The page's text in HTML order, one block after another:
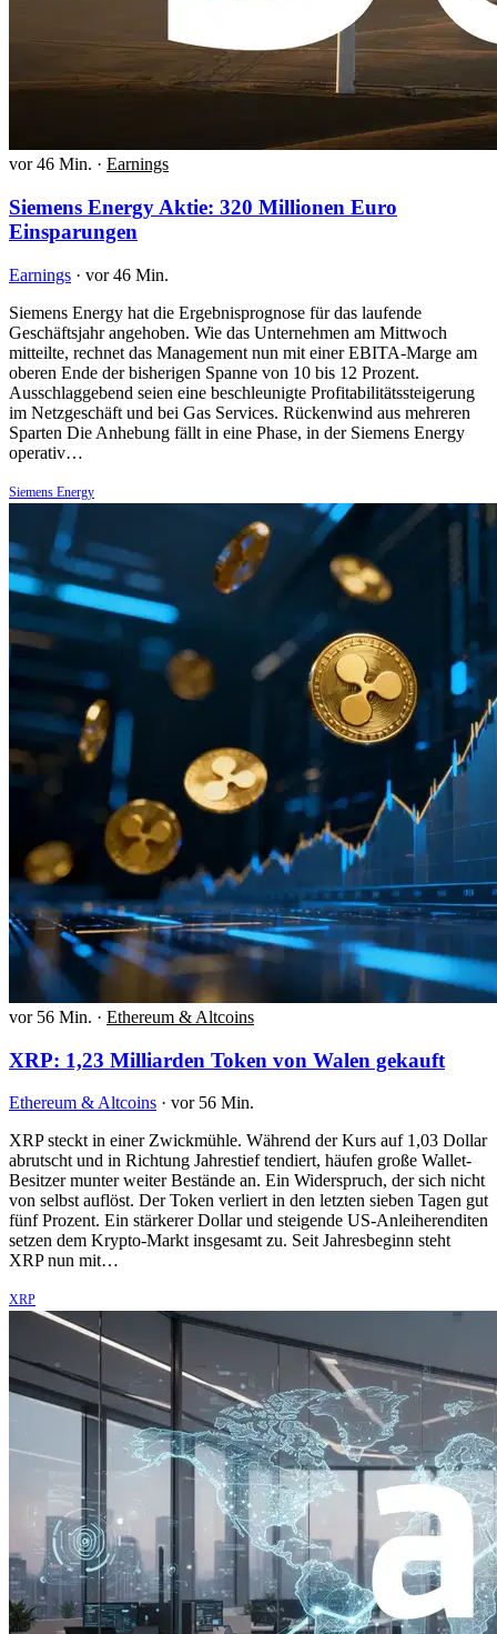
vor 46 Min. · Earnings
Siemens Energy Aktie: 320 Millionen Euro
Einsparungen
Earnings · vor 46 Min.
Siemens Energy hat die Ergebnisprognose für das laufende
Geschäftsjahr angehoben. Wie das Unternehmen am Mittwoch
mitteilte, rechnet das Management nun mit einer EBITA-Marge am
oberen Ende der bisherigen Spanne von 10 bis 12 Prozent.
Ausschlaggebend seien eine beschleunigte Profitabilitätssteigerung
im Netzgeschäft und bei Gas Services. Rückenwind aus mehreren
Sparten Die Anhebung fällt in eine Phase, in der Siemens Energy
operativ…
Siemens Energy
vor 56 Min. · Ethereum & Altcoins
XRP: 1,23 Milliarden Token von Walen gekauft
Ethereum & Altcoins · vor 56 Min.
XRP steckt in einer Zwickmühle. Während der Kurs auf 1,03 Dollar
abrutscht und in Richtung Jahrestief tendiert, häufen große Wallet-
Besitzer munter weiter Bestände an. Ein Widerspruch, der sich nicht
von selbst auflöst. Der Token verliert in den letzten sieben Tagen gut
fünf Prozent. Ein stärkerer Dollar und steigende US-Anleiherenditen
setzen dem Krypto-Markt insgesamt zu. Seit Jahresbeginn steht
XRP nun mit…
XRP